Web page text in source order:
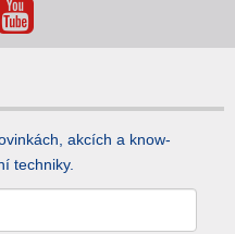
akcích a know-
techniky.